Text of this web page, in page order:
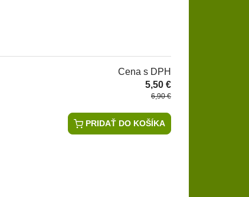
Cena s DPH
5,50 €
6,90 €
PRIDAŤ DO KOŠÍKA